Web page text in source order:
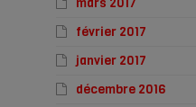
mars 2017
février 2017
janvier 2017
décembre 2016